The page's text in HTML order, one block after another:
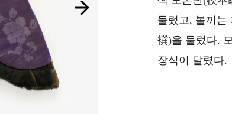
둘렀고, 볼끼는
襈)을 둘렀다.
장식이 달렸다.